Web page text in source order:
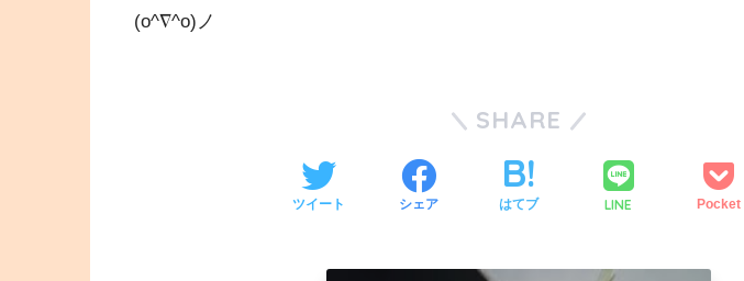
(o^∇^o)ノ
SHARE
ツイート シェア はてブ LINE Pocket